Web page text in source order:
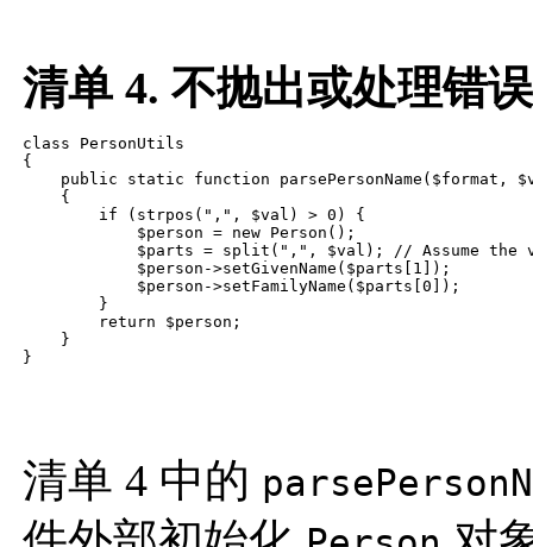
清单 4. 不抛出或处理错
class PersonUtils
{
public static function parsePersonName($format,
    {
        if (strpos(",", $val) > 0) {
            $person = new Person();
$parts = split(",", $val); // Assume the
            $person->setGivenName($parts[1]);
            $person->setFamilyName($parts[0]);
        }
        return $person;
    }
清单 4 中的